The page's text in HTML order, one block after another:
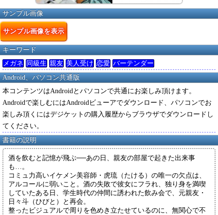
サンプル画像
サンプル画像を表示
キーワード
メガネ
同級生 親友 美人受け 恋愛 バーテンダー
Android、パソコン共通版
本コンテンツはAndroidとパソコンで共通にお楽しみ頂けます。
Androidで楽しむにはAndroidビューアでダウンロード、パソコンでお
楽しみ頂くにはデジケットの購入履歴からブラウザでダウンロードし
てください。
書籍の説明
酒を飲むと記憶が飛ぶ──あの日、親友の部屋で起きた出来事
も…。
コミュ力高いイケメン美容師・虎琉（たける）の唯一の欠点は、
アルコールに弱いこと。酒の失敗で彼女にフラれ、独り身を満喫
していたある日、学生時代の仲間に誘われた飲み会で、元親友・
日々斗（ひびと）と再会。
整ったビジュアルで周りを色めき立たせているのに、無関心で不